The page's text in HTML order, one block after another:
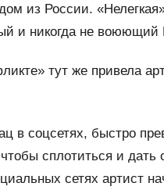
из России.
и никогда не воюющий
тут же привела
в соцсетях, быстро
сплотиться и дать
сетях артист